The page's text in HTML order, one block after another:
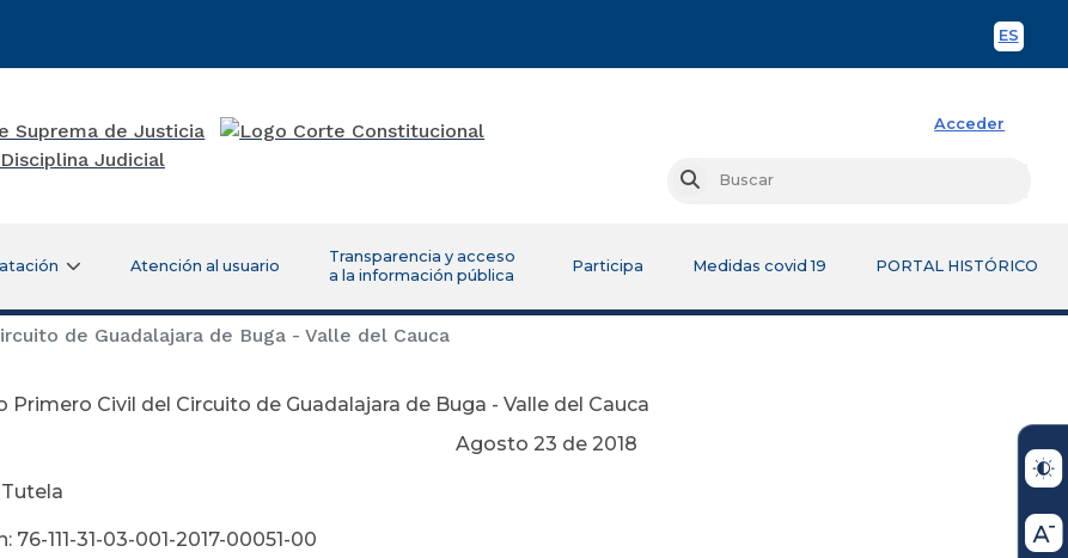
ES
Acceder
Buscar
Atención al usuario
Transparencia y acceso
a la información pública
Participa Medidas covid 19 PORTAL HISTÓRICO
de Guadalajara de Buga - Valle del Cauca
Primero Civil del Circuito de Guadalajara de Buga - Valle del Cauca
23 de 2018
76-111-31-03-001-2017-00051-00